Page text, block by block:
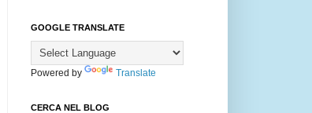
GOOGLE TRANSLATE
Powered by Translate
CERCA NEL BLOG